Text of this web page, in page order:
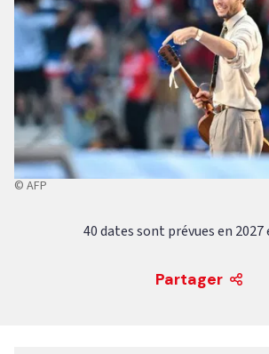
© AFP
40 dates sont prévues en 2027
Partager